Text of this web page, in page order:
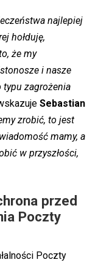
najlepiej
hołduję,
że my
i nasze
zagrożenia
Sebastian
zrobić, to jest
mamy, a
w przyszłości,
przed
Poczty
Poczty